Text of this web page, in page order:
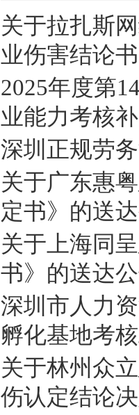
关于拉扎斯
业伤害结论
2025年度第
业能力考核
深圳正规劳
关于广东惠
定书》的送
关于上海同
书》的送达
深圳市人力
孵化基地考
关于林州众
伤认定结论